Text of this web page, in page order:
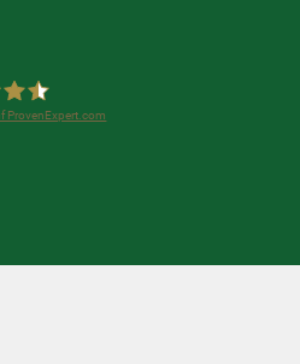
ProvenExpert.com